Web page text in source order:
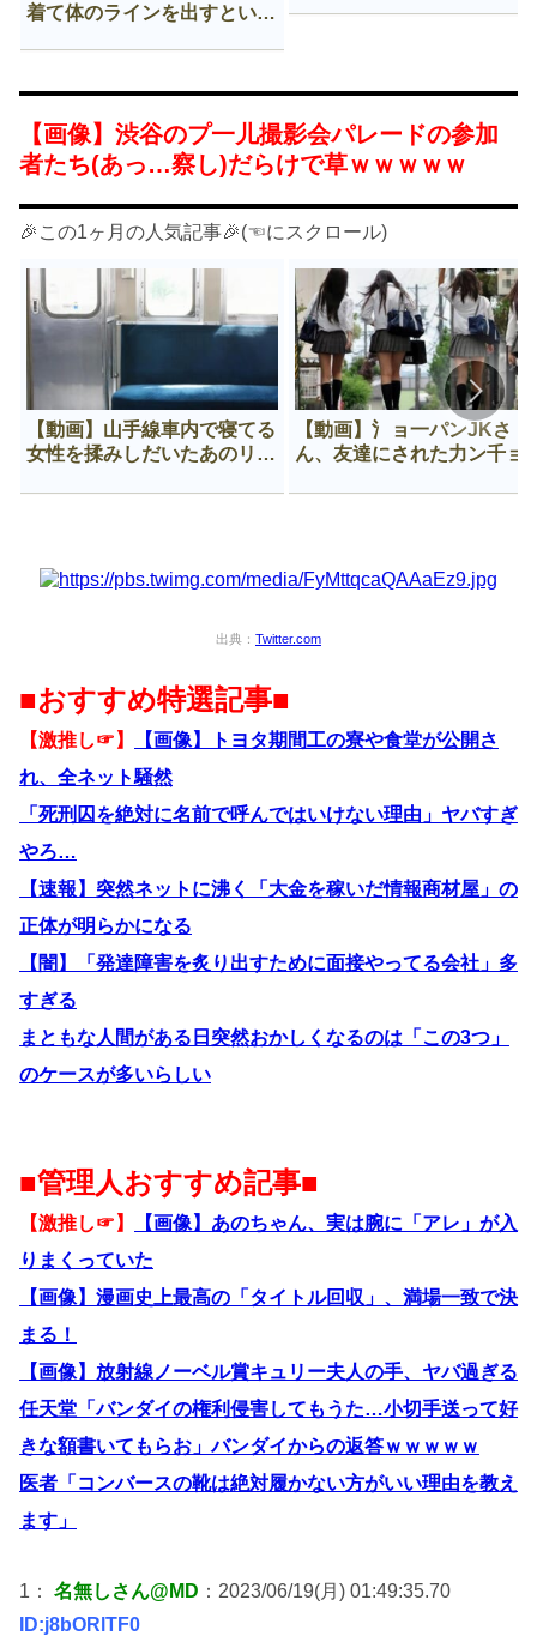
着て体のラインを出すという
【画像】渋谷のプ一儿撮影会パレードの参加
者たち(あっ…察し)だらけで草ｗｗｗｗｗ
🎉この1ヶ月の人気記事🎉(☜にスクロール)
【動画】山手線車内で寝てる
女性を揉みしだいたあのリー
【動画】氵ョ一パンJKさ
ん、友達にされた力ン千ョ
出典： Twitter.com
■おすすめ特選記事■
【激推し☞】
【画像】トヨタ期間工の寮や食堂が公開さ
れ、全ネット騒然
「死刑囚を絶対に名前で呼んではいけない理由」ヤバすぎ
やろ…
【速報】突然ネットに沸く「大金を稼いだ情報商材屋」の
正体が明らかになる
【闇】「発達障害を炙り出すために面接やってる会社」多
すぎる
まともな人間がある日突然おかしくなるのは「この3つ」
のケースが多いらしい
■管理人おすすめ記事■
【激推し☞】
【画像】あのちゃん、実は腕に「アレ」が入
りまくっていた
【画像】漫画史上最高の「タイトル回収」、満場一致で決
まる！
【画像】放射線ノーベル賞キュリー夫人の手、ヤバ過ぎる
任天堂「バンダイの権利侵害してもうた…小切手送って好
きな額書いてもらお」バンダイからの返答ｗｗｗｗｗ
医者「コンバースの靴は絶対履かない方がいい理由を教え
ます」
1： 名無しさん@MD ：2023/06/19(月) 01:49:35.70
ID:j8bORlTF0